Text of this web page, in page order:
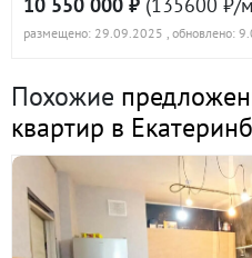
размещено: 29.09.2025 , обновлено:
Похожие
квартир в